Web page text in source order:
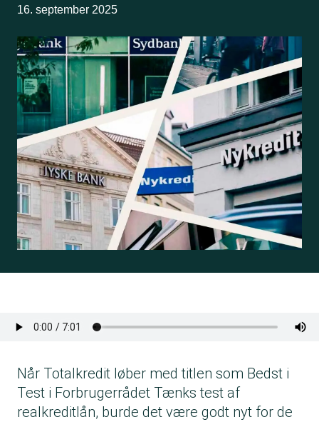
16. september 2025
Når Totalkredit løber med titlen som Bedst i
Test i Forbrugerrådet Tænks test af
realkreditlån, burde det være godt nyt for de